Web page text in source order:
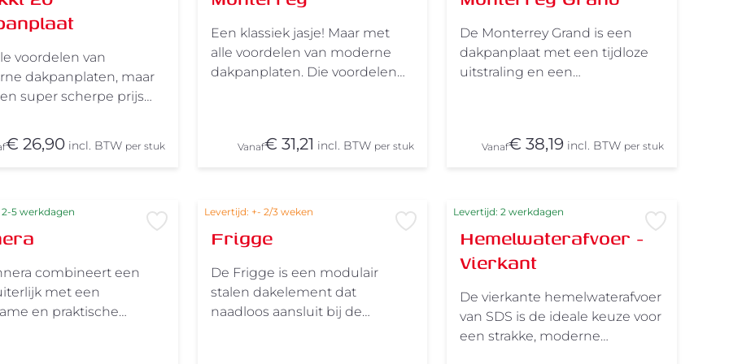
voordelen van
dakpanplaten, maar
super scherpe prijs
van de Ruukki 20
Uit voorraad
weer- en
coating en leverbaar
kleuren.
voor kleinere en
€ 26,90 incl. BTW per stuk
Een klassiek jasje! Maar met
alle voordelen van moderne
dakpanplaten. Die voordelen
en krasbestendig. Verkrijgbaar
nieuwbouw&nbsp;als
Kwaliteitsklasse Ruukki
dakproducten zijn beschikbaar
in verschillende
kwaliteitsklassen met ieder een
Vanaf€ 31,21 incl. BTW per stuk
De Monterrey Grand is een
dakpanplaat met een tijdloze
uitstraling en een
Dankzij de hoog opstaande
kunt de Monterrey Grand
lengte bestellen. Ideaal als je
een strakke afwerking wilt
Neem hiervoor gerust contact
op met onze klantenservice .
Geschikt voor zowel
Vanaf€ 38,19 incl. BTW per stuk
5 werkdagen Voeg toe aan verlanglijst
combineert een
met een
en praktische
Levertijd: +- 2/3 weken Voeg toe aan verlanglijst
Frigge
De Frigge is een modulair
stalen dakelement dat
naadloos aansluit bij de
Levertijd: 2 werkdagen
Hemelwaterafvoer -
Vierkant
De vierkante hemelwaterafvoer
van SDS is de ideale keuze voor
een strakke, moderne